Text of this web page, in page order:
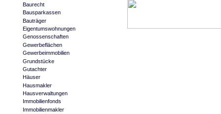
Baurecht
Bausparkassen
Bauträger
Eigentumswohnungen
Genossenschaften
Gewerbeflächen
Gewerbeimmobilien
Grundstücke
Gutachter
Häuser
Hausmakler
Hausverwaltungen
Immobilienfonds
Immobilienmakler